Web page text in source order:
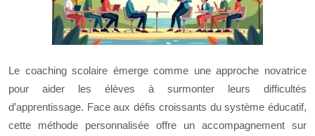
Le coaching scolaire émerge comme une approche novatrice
pour aider les élèves à surmonter leurs difficultés
d’apprentissage. Face aux défis croissants du système éducatif,
cette méthode personnalisée offre un accompagnement sur